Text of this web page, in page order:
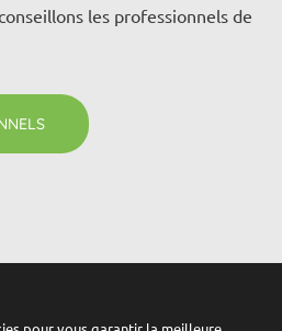
les professionnels de